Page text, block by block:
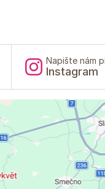
Napište nám
Instagram